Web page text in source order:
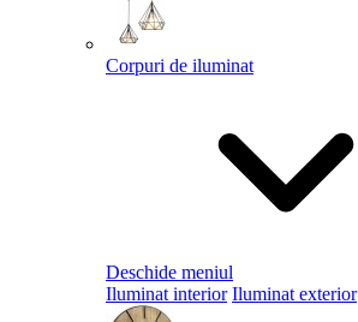
Corpuri de iluminat
Deschide meniul
Iluminat interior Iluminat exterior